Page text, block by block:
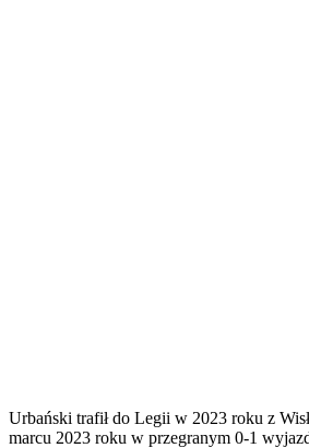
Urbański trafił do Legii w 2023 roku z
marcu 2023 roku w przegranym 0-1